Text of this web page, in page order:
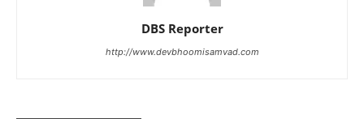
DBS Reporter
http://www.devbhoomisamvad.com